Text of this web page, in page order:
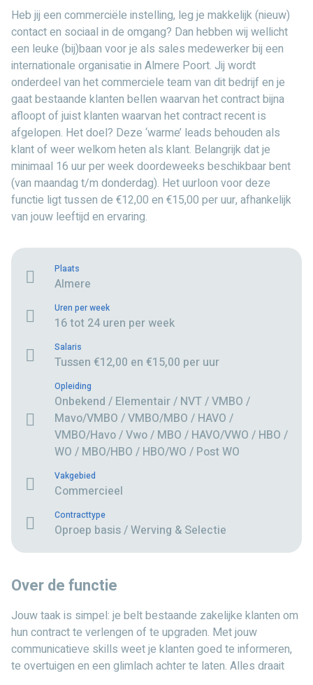
Heb jij een commerciële instelling, leg je makkelijk (nieuw)
contact en sociaal in de omgang? Dan hebben wij wellicht
een leuke (bij)baan voor je als sales medewerker bij een
internationale organisatie in Almere Poort. Jij wordt
onderdeel van het commerciele team van dit bedrijf en je
gaat bestaande klanten bellen waarvan het contract bijna
afloopt of juist klanten waarvan het contract recent is
afgelopen. Het doel? Deze ‘warme’ leads behouden als
klant of weer welkom heten als klant. Belangrijk dat je
minimaal 16 uur per week doordeweeks beschikbaar bent
(van maandag t/m donderdag). Het uurloon voor deze
functie ligt tussen de €12,00 en €15,00 per uur, afhankelijk
van jouw leeftijd en ervaring.
Plaats
Almere
Uren per week
16 tot 24 uren per week
Salaris
Tussen €12,00 en €15,00 per uur
Opleiding
Onbekend / Elementair / NVT / VMBO /
Mavo/VMBO / VMBO/MBO / HAVO /
VMBO/Havo / Vwo / MBO / HAVO/VWO / HBO /
WO / MBO/HBO / HBO/WO / Post WO
Vakgebied
Commercieel
Contracttype
Oproep basis / Werving & Selectie
Over de functie
Jouw taak is simpel: je belt bestaande zakelijke klanten om
hun contract te verlengen of te upgraden. Met jouw
communicatieve skills weet je klanten goed te informeren,
te overtuigen en een glimlach achter te laten. Alles draait